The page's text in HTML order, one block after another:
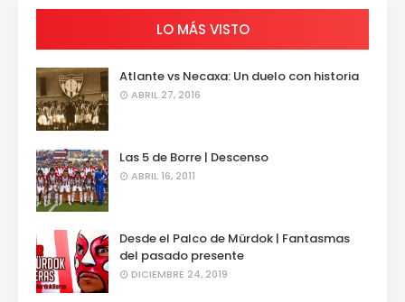
LO MÁS VISTO
Atlante vs Necaxa: Un duelo con historia
ABRIL 27, 2016
Las 5 de Borre | Descenso
ABRIL 16, 2011
Desde el Palco de Mürdok | Fantasmas
del pasado presente
DICIEMBRE 24, 2019